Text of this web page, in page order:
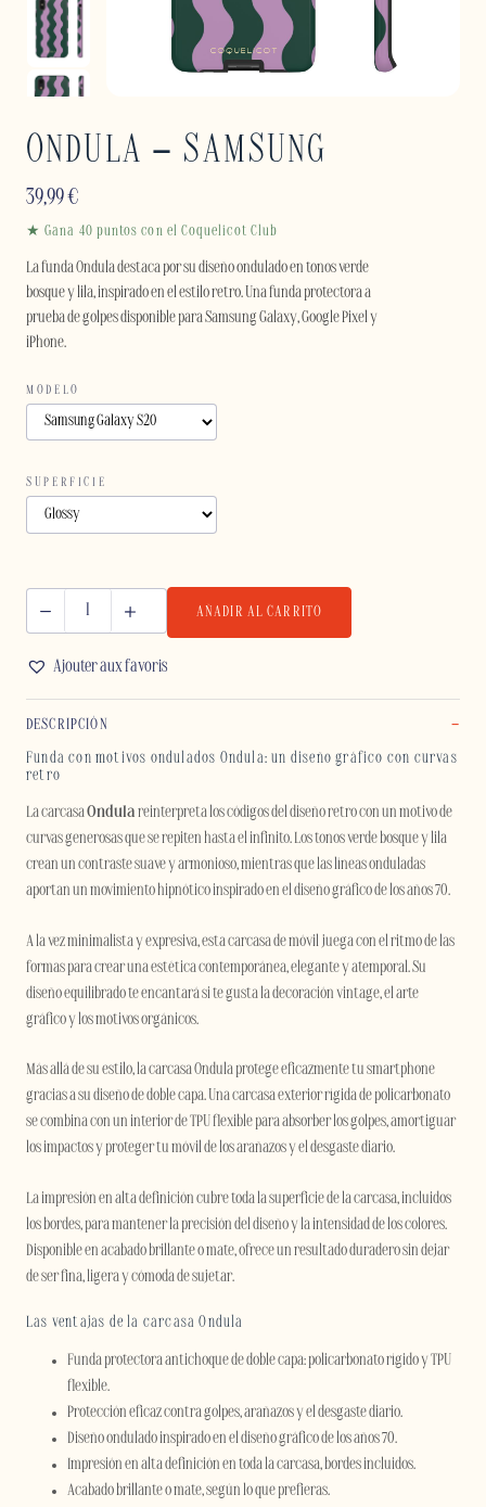
ONDULA – SAMSUNG
39,99€
★ Gana 40 puntos con el Coquelicot Club
La funda Ondula destaca por su diseño ondulado en tonos verde
bosque y lila, inspirado en el estilo retro. Una funda protectora a
prueba de golpes disponible para Samsung Galaxy, Google Pixel y
iPhone.
MODELO
SUPERFICIE
SAMSUNG
cantidad
AÑADIR AL CARRITO
Ajouter aux favoris
DESCRIPCIÓN
Funda con motivos ondulados Ondula: un diseño gráfico con curvas
retro
La carcasaOndula reinterpreta los códigos del diseño retro con un motivo de
curvas generosas que se repiten hasta el infinito. Los tonos verde bosque y lila
crean un contraste suave y armonioso, mientras que las líneas onduladas
aportan un movimiento hipnótico inspirado en el diseño gráfico de los años 70.
A la vez minimalista y expresiva, esta carcasa de móvil juega con el ritmo de las
formas para crear una estética contemporánea, elegante y atemporal. Su
diseño equilibrado te encantará si te gusta la decoración vintage, el arte
gráfico y los motivos orgánicos.
Más allá de su estilo, la carcasa Ondula protege eficazmente tu smartphone
gracias a su diseño de doble capa. Una carcasa exterior rígida de policarbonato
se combina con un interior de TPU flexible para absorber los golpes, amortiguar
los impactos y proteger tu móvil de los arañazos y el desgaste diario.
La impresión en alta definición cubre toda la superficie de la carcasa, incluidos
los bordes, para mantener la precisión del diseño y la intensidad de los colores.
Disponible en acabado brillante o mate, ofrece un resultado duradero sin dejar
de ser fina, ligera y cómoda de sujetar.
Las ventajas de la carcasa Ondula
Funda protectora antichoque de doble capa: policarbonato rígido y TPU
flexible.
Protección eficaz contra golpes, arañazos y el desgaste diario.
Diseño ondulado inspirado en el diseño gráfico de los años 70.
Impresión en alta definición en toda la carcasa, bordes incluidos.
Acabado brillante o mate, según lo que prefieras.